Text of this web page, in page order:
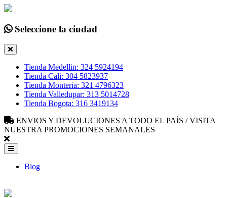
Seleccione la ciudad
Tienda Medellin: 324 5924194
Tienda Cali: 304 5823937
Tienda Monteria: 321 4796323
Tienda Valledupar: 313 5014728
Tienda Bogota: 316 3419134
ENVIOS Y DEVOLUCIONES A TODO EL PAÍS / VISITA
NUESTRA PROMOCIONES SEMANALES
Blog